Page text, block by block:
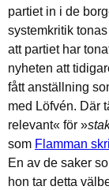
partiet in i de
systemkritik
att partiet har
nyheten att
fått anställning
med Löfvén. Där
relevant« för »
som Flamman
En av de saker
hon tar detta